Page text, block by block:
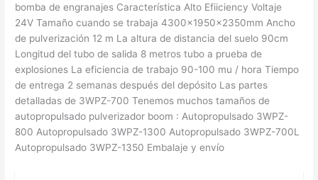
bomba de engranajes Característica Alto Efiiciency Voltaje
24V Tamaño cuando se trabaja 4300x1950x2350mm Ancho
de pulverización 12 m La altura de distancia del suelo 90cm
Longitud del tubo de salida 8 metros tubo a prueba de
explosiones La eficiencia de trabajo 90-100 mu / hora Tiempo
de entrega 2 semanas después del depósito Las partes
detalladas de 3WPZ-700 Tenemos muchos tamaños de
autopropulsado pulverizador boom : Autopropulsado 3WPZ-
800 Autopropulsado 3WPZ-1300 Autopropulsado 3WPZ-700L
Autopropulsado 3WPZ-1350 Embalaje y envío